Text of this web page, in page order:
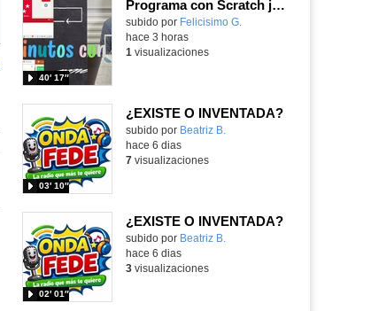
pantalla
Programa con Scratch juegos con los partidos del mundial 2026 ganados por España
Contenido educativo.
subido por Felicisimo G.
40′ 17″
hace 3 horas
1 visualizaciones
¿EXISTE O INVENTADA?
Contenido educativo.
subido por Beatriz B.
03′ 10″
hace 6 dias
7visualizaciones
¿EXISTE O INVENTADA?
Contenido educativo.
subido por Beatriz B.
02′ 01″
hace 6 dias
3visualizaciones